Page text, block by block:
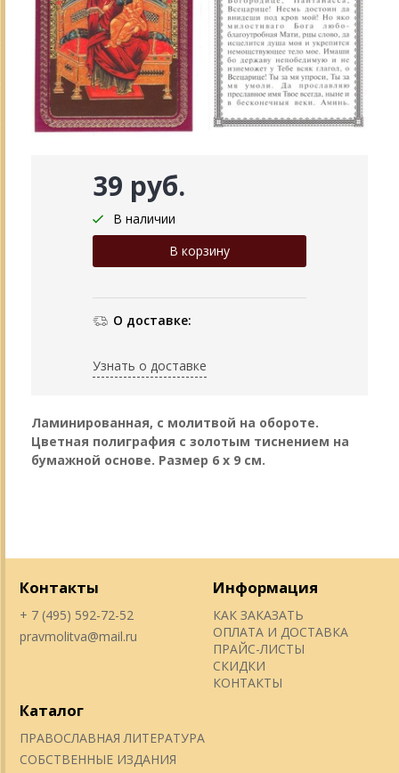
39 руб.
В наличии
О доставке:
Узнать о доставке
Ламинированная, с молитвой на обороте.
Цветная полиграфия с золотым тиснением на
бумажной основе. Размер 6 х 9 см.
Контакты
+ 7 (495) 592-72-52
pravmolitva@mail.ru
Информация
КАК ЗАКАЗАТЬ
ОПЛАТА И ДОСТАВКА
ПРАЙС-ЛИСТЫ
СКИДКИ
КОНТАКТЫ
Каталог
ПРАВОСЛАВНАЯ ЛИТЕРАТУРА
СОБСТВЕННЫЕ ИЗДАНИЯ